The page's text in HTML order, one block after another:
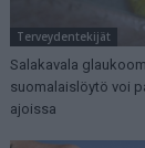
Terveydentekijät
Salakavala
suomalaislöytö voi
ajoissa